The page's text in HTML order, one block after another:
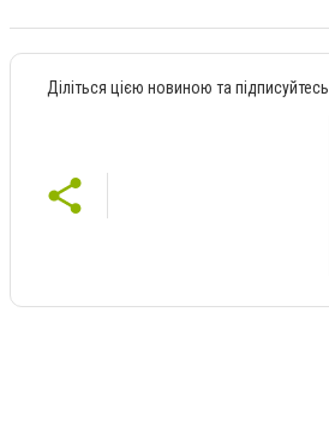
Діліться цією новиною та